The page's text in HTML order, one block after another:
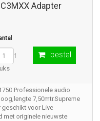
Adapter
1
bestel
Professionele audio
7,50mtr.Supreme
geschikt voor Live
met originele nieuwste